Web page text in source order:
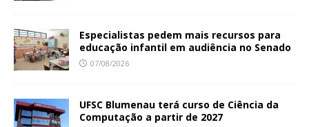
Especialistas pedem mais recursos para
educação infantil em audiência no Senado
07/08/2026
UFSC Blumenau terá curso de Ciência da
Computação a partir de 2027